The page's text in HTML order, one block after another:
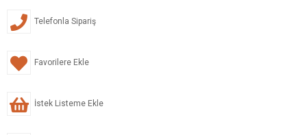
Telefonla Sipariş
Favorilere Ekle
İstek Listeme Ekle